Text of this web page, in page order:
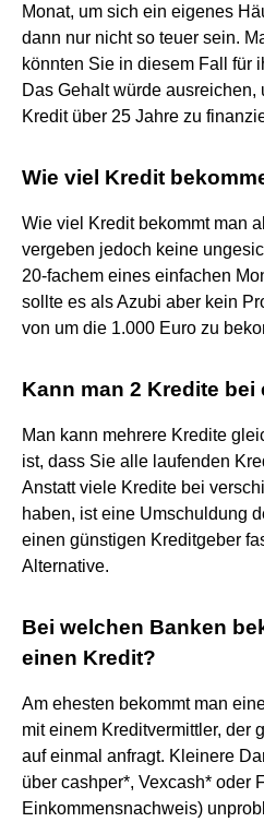
Monat, um sich ein eigenes
dann nur nicht so teuer sein.
könnten Sie in diesem Fall für
Das Gehalt würde
Kredit über 25 Jahre zu
Wie viel Kredit
Wie viel Kredit bekommt man
vergeben jedoch keine
20-fachem eines einfachen
sollte es als Azubi aber kein
von um die 1.000 Euro zu
Kann man 2 Kredite
Man kann mehrere Kredite
ist, dass Sie alle laufenden
Anstatt viele Kredite bei
haben, ist eine Umschuldung
einen günstigen Kreditgeber
Alternative.
Bei welchen Banken
einen Kredit?
Am ehesten bekommt man
mit einem Kreditvermittler, der
auf einmal anfragt. Kleinere
über cashper*, Vexcash* oder
Einkommensnachweis)